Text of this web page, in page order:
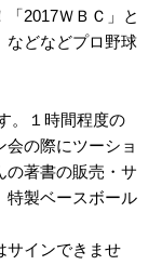
2017ＷＢＣ」と
などなどプロ野球
。１時間程度の
会の際にツーショ
の著書の販売・サ
特製ベースボール
サインできませ